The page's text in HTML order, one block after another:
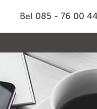
Bel 085 - 76 00